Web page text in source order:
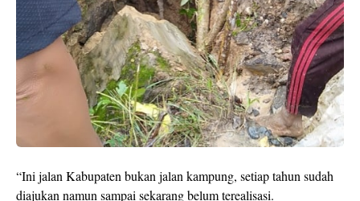
“Ini jalan Kabupaten bukan jalan kampung, setiap tahun sudah
diajukan namun sampai sekarang belum terealisasi.